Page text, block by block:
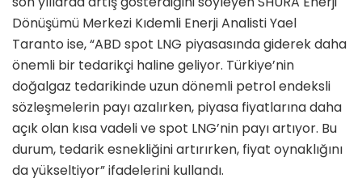
Dönüşümü Merkezi Kıdemli Enerji Analisti Yael
Taranto ise, “ABD spot LNG piyasasında giderek daha
önemli bir tedarikçi haline geliyor. Türkiye’nin
doğalgaz tedarikinde uzun dönemli petrol endeksli
sözleşmelerin payı azalırken, piyasa fiyatlarına daha
açık olan kısa vadeli ve spot LNG’nin payı artıyor. Bu
durum, tedarik esnekliğini artırırken, fiyat oynaklığını
da yükseltiyor” ifadelerini kullandı.